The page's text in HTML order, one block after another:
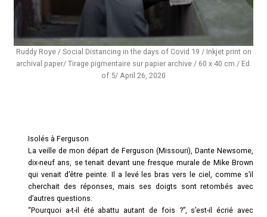
Ruddy Roye / Social Distancing in the days of Covid 19 / Inkjet print on
archival paper/ Tirage pigmentaire sur papier archive / 60 x 40 cm / Ed.
of 5/ April 26, 2020
Isolés à Ferguson
La veille de mon départ de Ferguson (Missouri), Dante Newsome,
dix-neuf ans, se tenait devant une fresque murale de Mike Brown
qui venait d’être peinte. Il a levé les bras vers le ciel, comme s’il
cherchait des réponses, mais ses doigts sont retombés avec
d’autres questions.
“Pourquoi a-t-il été abattu autant de fois ?”, s’est-il écrié avec